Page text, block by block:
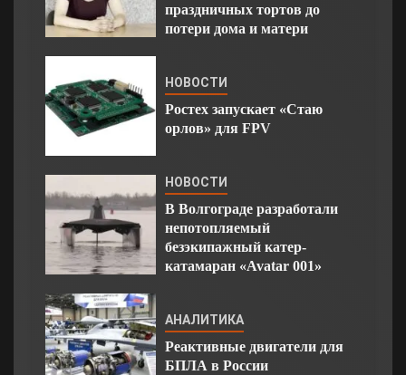
праздничных тортов до
потери дома и матери
НОВОСТИ
Ростех запускает «Стаю
орлов» для FPV
НОВОСТИ
В Волгограде разработали
непотопляемый
безэкипажный катер-
катамаран «Avatar 001»
АНАЛИТИКА
Реактивные двигатели для
БПЛА в России